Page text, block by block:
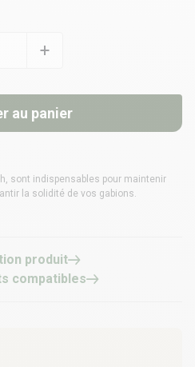
au panier
sont indispensables pour maintenir
la solidité de vos gabions.
produit
compatibles